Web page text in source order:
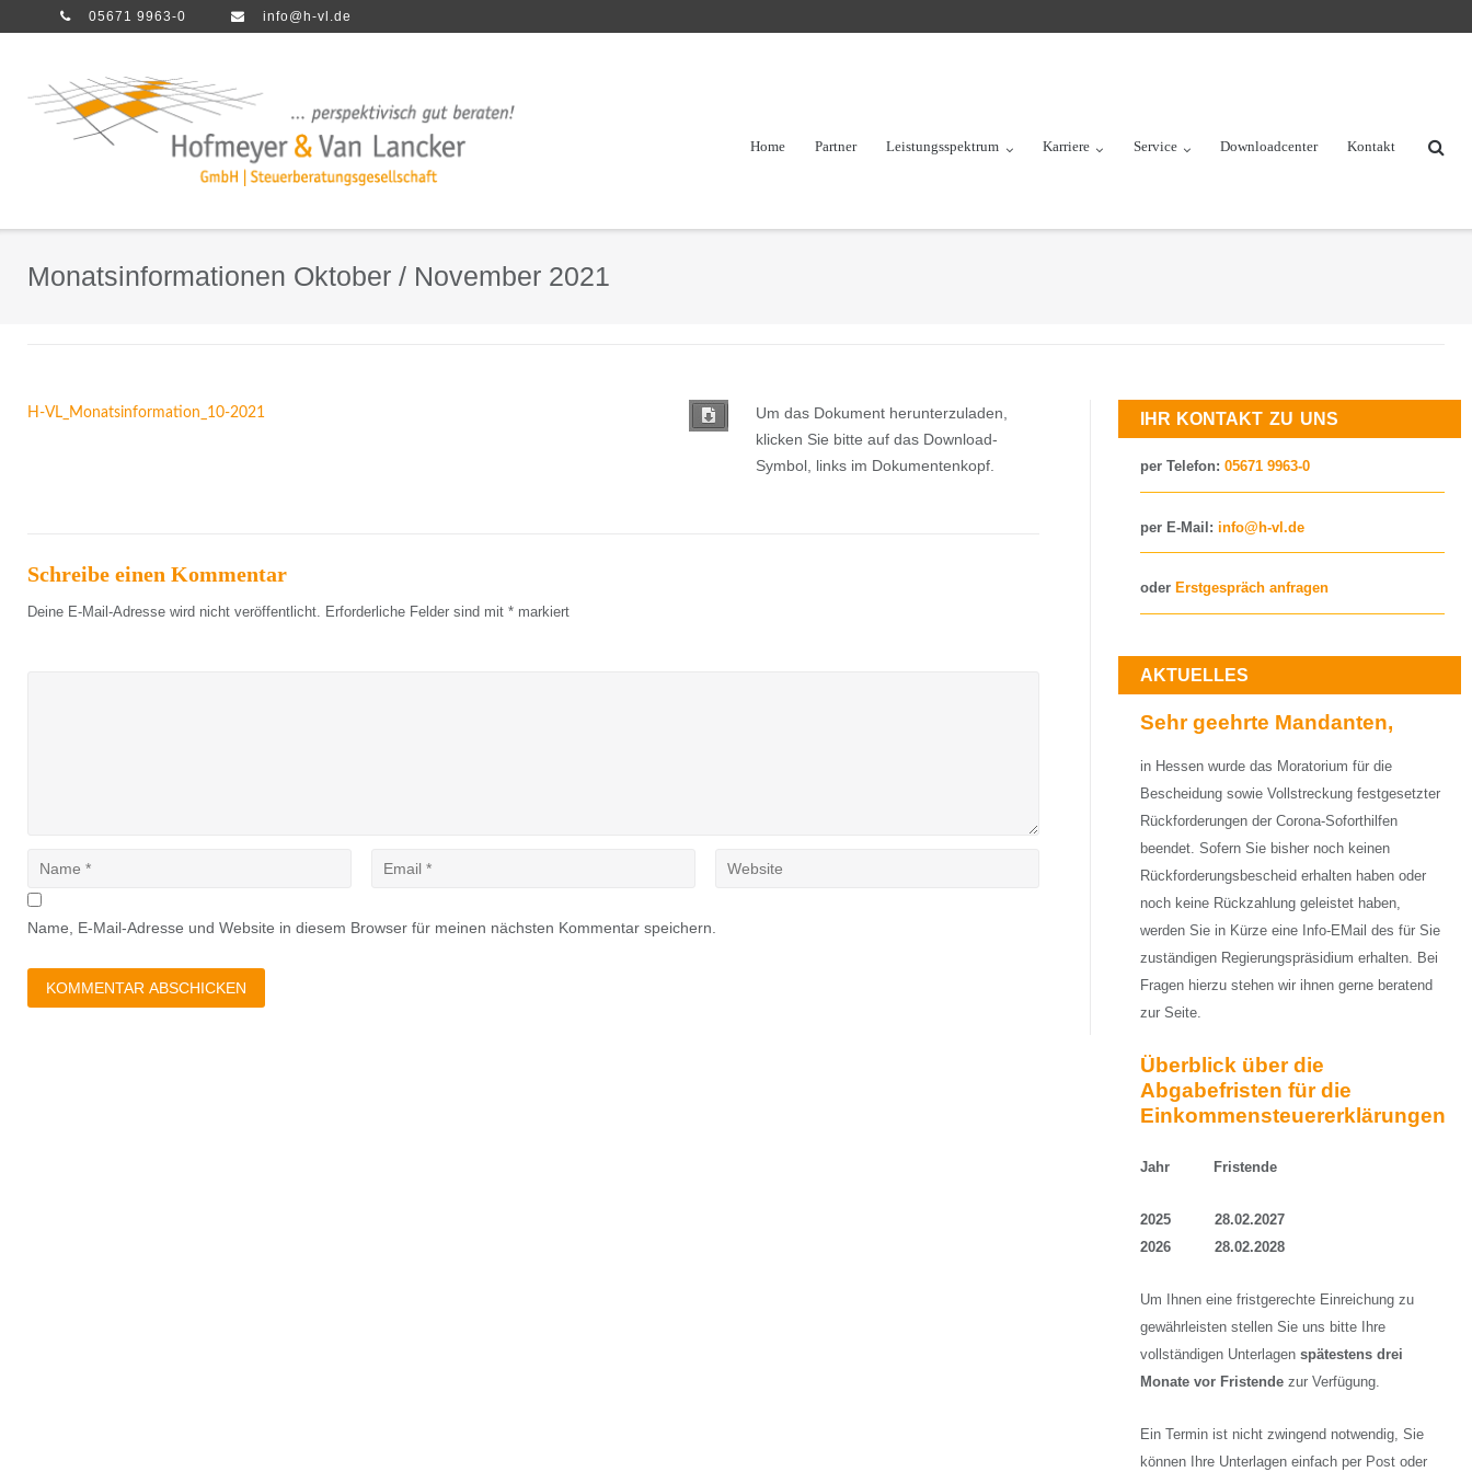
05671 9963-0 info@h-vl.de
Home Partner Leistungsspektrum Karriere Service Downloadcenter Kontakt
Monatsinformationen Oktober / November 2021
H-VL_Monatsinformation_10-2021
Um das Dokument herunterzuladen,
klicken Sie bitte auf das Download-
Symbol, links im Dokumentenkopf.
Schreibe einen Kommentar
Deine E-Mail-Adresse wird nicht veröffentlicht. Erforderliche Felder sind mit *markiert
Name, E-Mail-Adresse und Website in diesem Browser für meinen nächsten Kommentar speichern.
IHR KONTAKT ZU UNS
per Telefon: 05671 9963-0
per E-Mail: info@h-vl.de
oder Erstgespräch anfragen
AKTUELLES
Sehr geehrte Mandanten,
in Hessen wurde das Moratorium für die
Bescheidung sowie Vollstreckung festgesetzter
Rückforderungen der Corona-Soforthilfen
beendet. Sofern Sie bisher noch keinen
Rückforderungsbescheid erhalten haben oder
noch keine Rückzahlung geleistet haben,
werden Sie in Kürze eine Info-EMail des für Sie
zuständigen Regierungspräsidium erhalten. Bei
Fragen hierzu stehen wir ihnen gerne beratend
zur Seite.
Überblick über die
Abgabefristen für die
Einkommensteuererklärungen
Jahr Fristende
2025 28.02.2027
2026 28.02.2028
Um Ihnen eine fristgerechte Einreichung zu
gewährleisten stellen Sie uns bitte Ihre
vollständigen Unterlagen spätestens drei
Monate vor Fristendezur Verfügung.
Ein Termin ist nicht zwingend notwendig, Sie
können Ihre Unterlagen einfach per Post oder